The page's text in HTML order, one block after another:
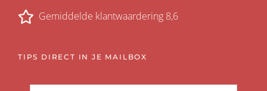
Gemiddelde klantwaardering 8,6
TIPS DIRECT IN JE MAILBOX